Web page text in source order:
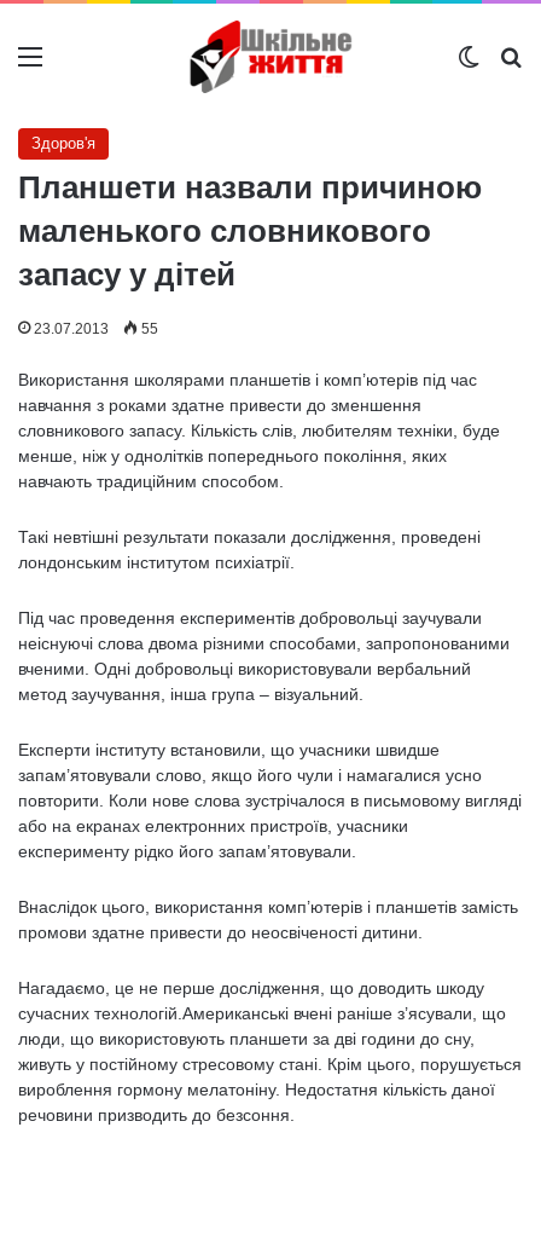
Меню
Здоров'я
Планшети назвали причиною
маленького словникового
запасу у дітей
23.07.2013 55
Використання школярами планшетів і комп’ютерів під час
навчання з роками здатне привести до зменшення
словникового запасу. Кількість слів, любителям техніки, буде
менше, ніж у однолітків попереднього покоління, яких
навчають традиційним способом.
Такі невтішні результати показали дослідження, проведені
лондонським інститутом психіатрії.
Під час проведення експериментів добровольці заучували
неіснуючі слова двома різними способами, запропонованими
вченими. Одні добровольці використовували вербальний
метод заучування, інша група – візуальний.
Експерти інституту встановили, що учасники швидше
запам’ятовували слово, якщо його чули і намагалися усно
повторити. Коли нове слова зустрічалося в письмовому вигляді
або на екранах електронних пристроїв, учасники
експерименту рідко його запам’ятовували.
Внаслідок цього, використання комп’ютерів і планшетів замість
промови здатне привести до неосвіченості дитини.
Нагадаємо, це не перше дослідження, що доводить шкоду
сучасних технологій.Американські вчені раніше з’ясували, що
люди, що використовують планшети за дві години до сну,
живуть у постійному стресовому стані. Крім цього, порушується
вироблення гормону мелатоніну. Недостатня кількість даної
речовини призводить до безсоння.